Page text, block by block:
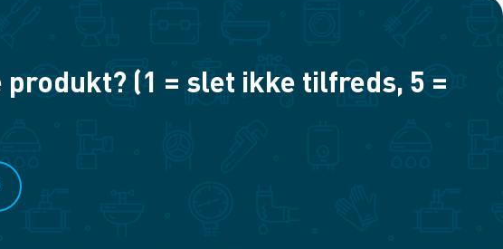
(1 = slet ikke tilfreds, 5 =